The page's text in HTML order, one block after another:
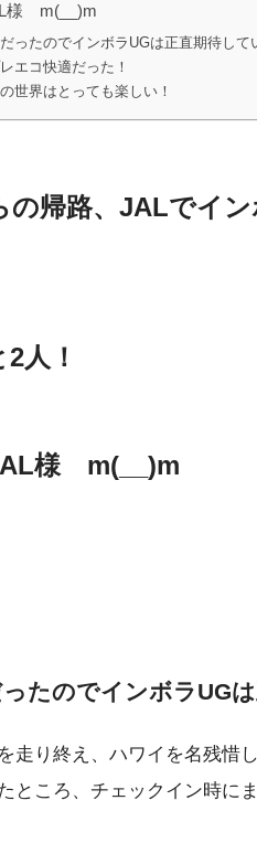
様 m(__)m
ったのでインボラUGは正直期待して
エコ快適だった！
世界はとっても楽しい！
の帰路、JALでイ
人！
様 m(__)m
たのでインボラUG
走り終え、ハワイを名残惜
ところ、チェックイン時に